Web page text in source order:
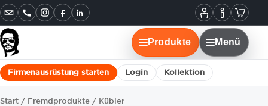
Mein
Konto
Informationen
Instagram
FacebookLinkedIn
Produkte Menü
Firmenausrüstung starten Login Kollektion
Start / Fremdprodukte / Kübler